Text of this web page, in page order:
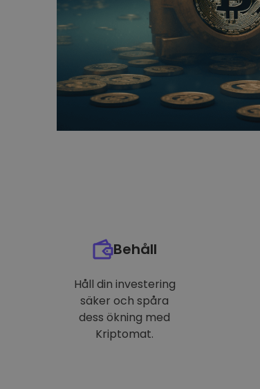
Behåll
Håll din investering
säker och spåra
dess ökning med
Kriptomat.